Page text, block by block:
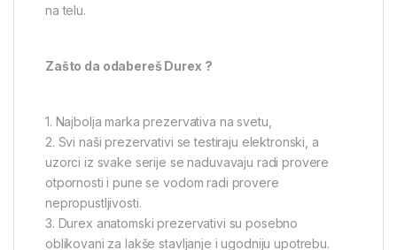
na telu.
Zašto da odabereš Durex ?
1. Najbolja marka prezervativa na svetu,
2. Svi naši prezervativi se testiraju elektronski, a
uzorci iz svake serije se naduvavaju radi provere
otpornosti i pune se vodom radi provere
nepropustljivosti.
3. Durex anatomski prezervativi su posebno
oblikovani za lakše stavljanje i ugodniju upotrebu.